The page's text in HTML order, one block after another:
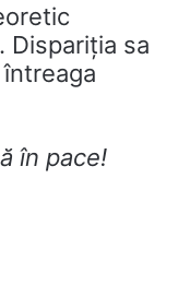
Dispariția sa
în pace!